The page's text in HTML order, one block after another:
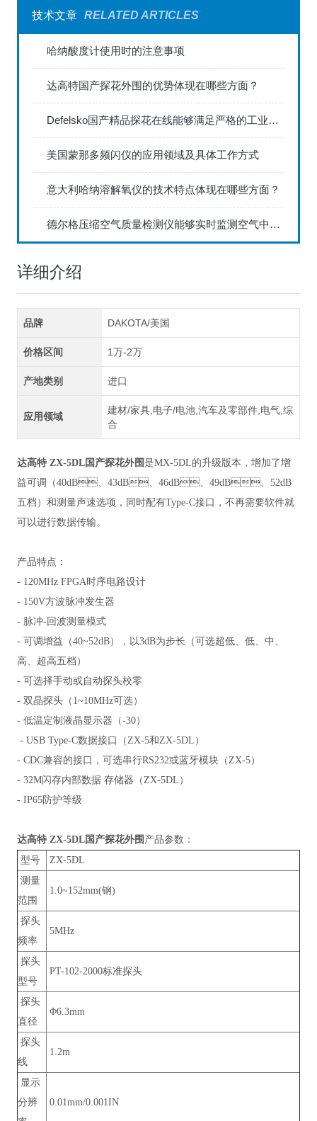
技术文章 RELATED ARTICLES
哈纳酸度计使用时的注意事项
达高特国产探花外围的优势体现在哪些方面？
Defelsko国产精品探花在线能够满足严格的工业标准
美国蒙那多频闪仪的应用领域及具体工作方式
意大利哈纳溶解氧仪的技术特点体现在哪些方面？
德尔格压缩空气质量检测仪能够实时监测空气中的污染物浓度
详细介绍
品牌 DAKOTA/美国
价格区间 1万-2万
产地类别 进口
应用领域
建材/家具,电子/电池,汽车及零部件,电气,综
合
达高特 ZX-5DL国产探花外围是MX-5DL的升级版本，增加了增
益可调（40dB、43dB、46dB、49dB、52dB
五档）和测量声速选项，同时配有Type-C接口，不再需要软件就
可以进行数据传输。
产品特点：
- 120MHz FPGA时序电路设计
- 150V方波脉冲发生器
- 脉冲-回波测量模式
- 可调增益（40~52dB），以3dB为步长（可选超低、低、中、
高、超高五档）
- 可选择手动或自动探头校零
- 双晶探头（1~10MHz可选）
- 低温定制液晶显示器（-30）
- USB Type-C数据接口（ZX-5和ZX-5DL）
- CDC兼容的接口，可选串行RS232或蓝牙模块（ZX-5）
- 32M闪存内部数据 存储器（ZX-5DL）
- IP65防护等级
达高特 ZX-5DL国产探花外围 产品参数：
型号
ZX-5DL
测量
范围
1.0~152mm(钢)
探头
频率
5MHz
探头
型号
PT-102-2000标准探头
探头
直径
Φ6.3mm
探头
线
1.2m
显示
分辨
0.01mm/0.001IN